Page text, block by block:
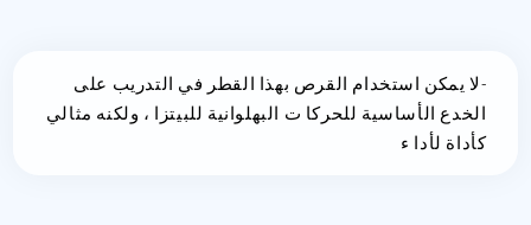
-لا يمكن استخدام القرص بهذا القطر في التدريب على
الخدع الأساسية للحركا ت البهلوانية للبيتزا ، ولكنه مثالي
كأداة لأدا ء